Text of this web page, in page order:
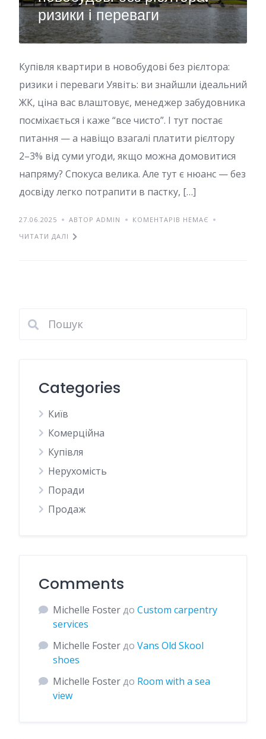
ризики і переваги
Купівля квартири в новобудові без рієлтора:
ризики і переваги Уявіть: ви знайшли ідеальний
ЖК, ціна вас влаштовує, менеджер забудовника
посміхається і каже “все чисто”. І тут постає
питання — а навіщо взагалі платити рієлтору
2–3% від суми угоди, якщо можна домовитися
напряму? Спокуса велика. Але тут є нюанс — без
досвіду легко потрапити в пастку, […]
27.06.2025 АВТОР ADMIN
КОМЕНТАРІВ НЕМАЄ
ЧИТАТИ ДАЛІ
Categories
Київ
Комерційна
Купівля
Нерухомість
Поради
Продаж
Comments
Michelle Fosterдо Custom carpentry
services
Michelle Fosterдо Vans Old Skool
shoes
Michelle Fosterдо Room with a sea
view